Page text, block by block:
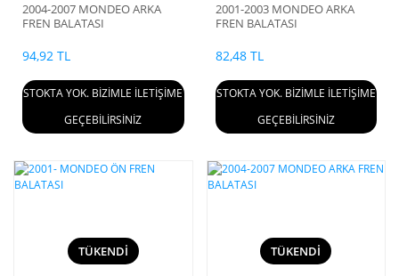
2004-2007 MONDEO ARKA
FREN BALATASI
94,92 TL
STOKTA YOK. BİZİMLE İLETİŞİME
GEÇEBİLİRSİNİZ
2001-2003 MONDEO ARKA
FREN BALATASI
82,48 TL
STOKTA YOK. BİZİMLE İLETİŞİME
GEÇEBİLİRSİNİZ
TÜKENDİ TÜKENDİ